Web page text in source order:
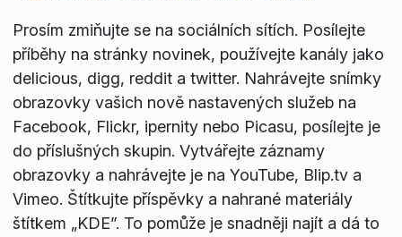
Prosím zmiňujte se na sociálních sítích. Posílejte
příběhy na stránky novinek, používejte kanály jako
delicious, digg, reddit a twitter. Nahrávejte snímky
obrazovky vašich nově nastavených služeb na
Facebook, Flickr, ipernity nebo Picasu, posílejte je
do příslušných skupin. Vytvářejte záznamy
obrazovky a nahrávejte je na YouTube, Blip.tv a
Vimeo. Štítkujte příspěvky a nahrané materiály
štítkem „KDE”. To pomůže je snadněji najít a dá to